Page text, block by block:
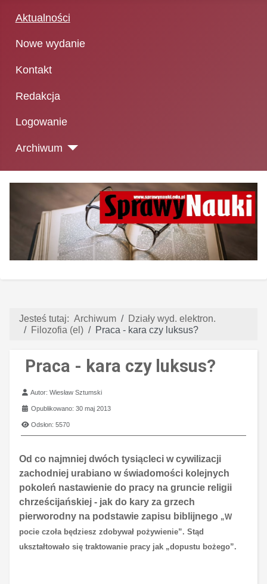
Aktualności
Nowe wydanie
Kontakt
Redakcja
Logowanie
Archiwum
Jesteś tutaj: Archiwum
Działy wyd. elektron.
Filozofia (el)
Praca - kara czy luksus?
Praca - kara czy luksus?
Szczegóły
Autor:Wiesław Sztumski
Opublikowano: 30 maj 2013
Odsłon: 5570
Od co najmniej dwóch tysiącleci w cywilizacji
zachodniej urabiano w świadomości kolejnych
pokoleń nastawienie do pracy na gruncie religii
chrześcijańskiej - jak do kary za grzech
pierworodny na podstawie zapisu biblijnego „W
pocie czoła będziesz zdobywał pożywienie”. Stąd
ukształtowało się traktowanie pracy jak „dopustu bożego”.